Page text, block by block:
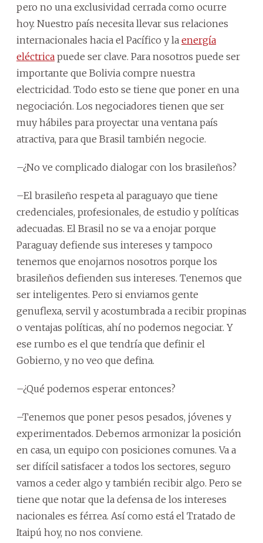
pero no una exclusividad cerrada como ocurre
hoy. Nuestro país necesita llevar sus relaciones
internacionales hacia el Pacífico y la energía
eléctrica puede ser clave. Para nosotros puede ser
importante que Bolivia compre nuestra
electricidad. Todo esto se tiene que poner en una
negociación. Los negociadores tienen que ser
muy hábiles para proyectar una ventana país
atractiva, para que Brasil también negocie.
–¿No ve complicado dialogar con los brasileños?
–El brasileño respeta al paraguayo que tiene
credenciales, profesionales, de estudio y políticas
adecuadas. El Brasil no se va a enojar porque
Paraguay defiende sus intereses y tampoco
tenemos que enojarnos nosotros porque los
brasileños defienden sus intereses. Tenemos que
ser inteligentes. Pero si enviamos gente
genuflexa, servil y acostumbrada a recibir propinas
o ventajas políticas, ahí no podemos negociar. Y
ese rumbo es el que tendría que definir el
Gobierno, y no veo que defina.
–¿Qué podemos esperar entonces?
–Tenemos que poner pesos pesados, jóvenes y
experimentados. Debemos armonizar la posición
en casa, un equipo con posiciones comunes. Va a
ser difícil satisfacer a todos los sectores, seguro
vamos a ceder algo y también recibir algo. Pero se
tiene que notar que la defensa de los intereses
nacionales es férrea. Así como está el Tratado de
Itaipú hoy, no nos conviene.